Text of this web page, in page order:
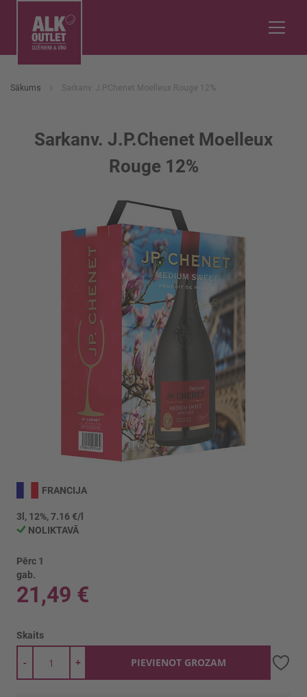
Sākums Sarkanv. J.P.Chenet Moelleux Rouge 12%
Sarkanv. J.P.Chenet Moelleux
Rouge 12%
galerijas
sākumu
FRANCIJA
3l, 12%, 7.16 €/l
NOLIKTAVĀ
Pērc 1
gab.
21,49 €
Skaits
+
- PIEVIENOT GROZAM